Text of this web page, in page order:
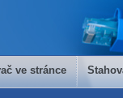
ve stránce